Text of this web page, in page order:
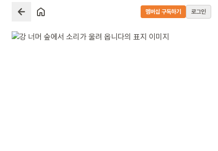
멤버십 구독하기 로그인